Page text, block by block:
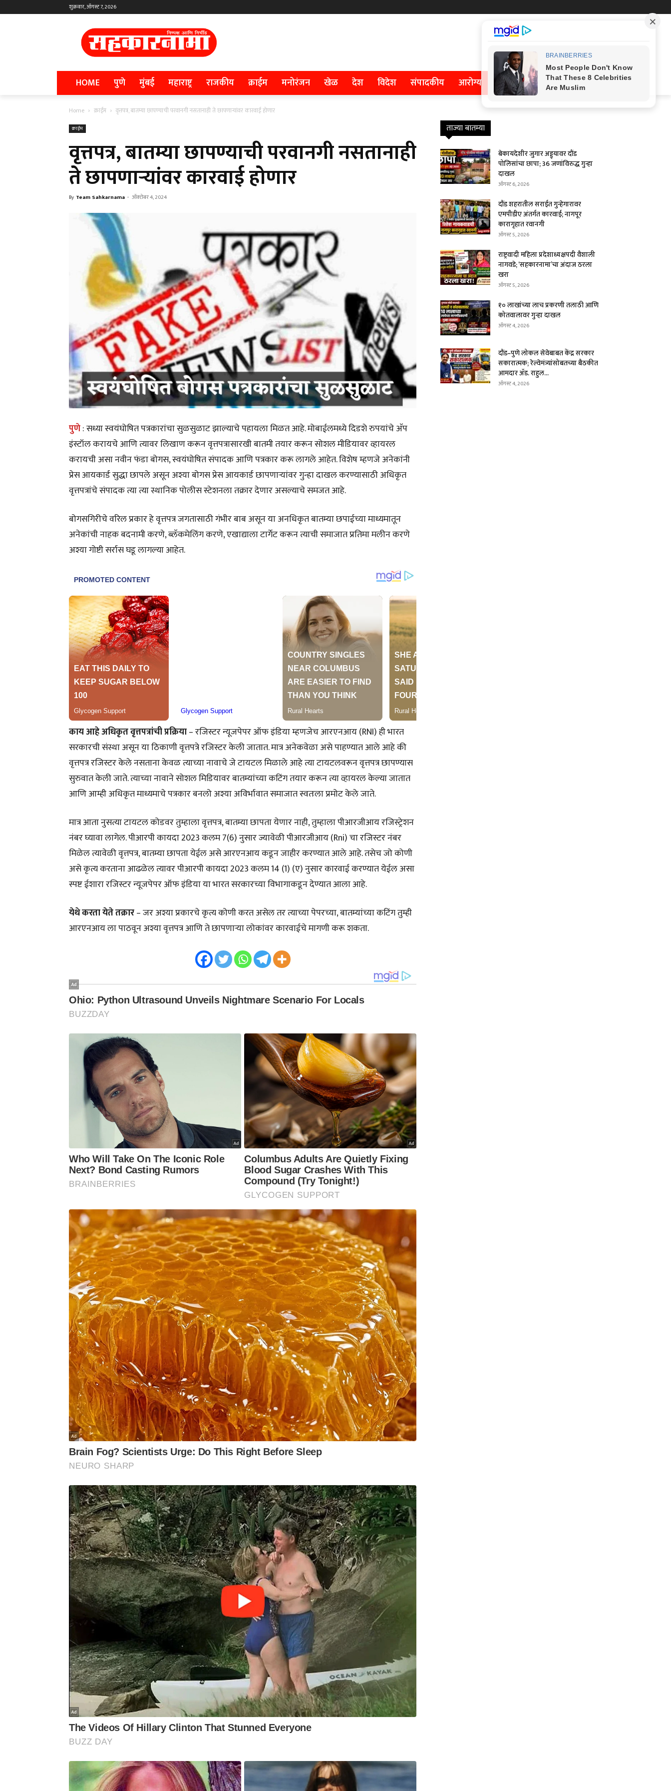
शुक्रवार, ऑगस्ट 7, 2026
HOME पुणे मुंबई महाराष्ट्र राजकीय क्राईम मनोरंजन खेळ देश विदेश संपादकीय आरोग्य
Home क्राईम वृत्तपत्र, बातम्या छापण्याची परवानगी नसतानाही ते छापणाऱ्यांवर कारवाई होणार
क्राईम
वृत्तपत्र, बातम्या छापण्याची परवानगी नसतानाही
ते छापणाऱ्यांवर कारवाई होणार
By Team Sahkarnama - ऑक्टोबर 4, 2024
पुणे: सध्या स्वयंघोषित पत्रकारांचा सुळसुळाट झाल्याचे पहायला मिळत आहे. मोबाईलमध्ये दिडशे रुपयांचे अ‍ॅप
इंस्टॉल करायचे आणि त्यावर लिखाण करून वृत्तपत्रासारखी बातमी तयार करून सोशल मीडियावर व्हायरल
करायची असा नवीन फंडा बोगस, स्वयंघोषित संपादक आणि पत्रकार करू लागले आहेत. विशेष म्हणजे अनेकांनी
प्रेस आयकार्ड सुद्धा छापले असून अश्या बोगस प्रेस आयकार्ड छापणाऱ्यांवर गुन्हा दाखल करण्यासाठी अधिकृत
वृत्तपत्रांचे संपादक त्या त्या स्थानिक पोलीस स्टेशनला तक्रार देणार असल्याचे समजत आहे.
बोगसगिरीचे वरिल प्रकार हे वृत्तपत्र जगतासाठी गंभीर बाब असून या अनधिकृत बातम्या छपाईच्या माध्यमातून
अनेकांची नाहक बदनामी करणे, ब्लॅकमेलिंग करणे, एखाद्याला टार्गेट करून त्याची समाजात प्रतिमा मलीन करणे
अश्या गोष्टी सर्रास घडू लागल्या आहेत.
काय आहे अधिकृत वृत्तपत्रांची प्रक्रिया– रजिस्टर न्यूजपेपर ऑफ इंडिया म्हणजेच आरएनआय (RNI) ही भारत
सरकारची संस्था असून या ठिकाणी वृत्तपत्रे रजिस्टर केली जातात. मात्र अनेकवेळा असे पाहण्यात आले आहे की
वृत्तपत्र रजिस्टर केले नसताना केवळ त्याच्या नावाचे जे टायटल मिळाले आहे त्या टायटलवरून वृत्तपत्र छापण्यास
सुरुवात केली जाते. त्याच्या नावाने सोशल मिडियावर बातम्यांच्या कटिंग तयार करून त्या व्हायरल केल्या जातात
आणि आम्ही अधिकृत माध्यमाचे पत्रकार बनलो अश्या अविर्भावात समाजात स्वतःला प्रमोट केले जाते.
मात्र आता नुसत्या टायटल कोडवर तुम्हाला वृत्तपत्र, बातम्या छापता येणार नाही, तुम्हाला पीआरजीआय रजिस्ट्रेशन
नंबर घ्यावा लागेल. पीआरपी कायदा 2023 कलम 7(6) नुसार ज्यावेळी पीआरजीआय (Rni) चा रजिस्टर नंबर
मिळेल त्यावेळी वृत्तपत्र, बातम्या छापता येईल असे आरएनआय कडून जाहीर करण्यात आले आहे. तसेच जो कोणी
असे कृत्य करताना आढळेल त्यावर पीआरपी कायदा 2023 कलम 14 (1) (ए) नुसार कारवाई करण्यात येईल असा
स्पष्ट ईशारा रजिस्टर न्यूजपेपर ऑफ इंडिया या भारत सरकारच्या विभागाकडून देण्यात आला आहे.
येथे करता येते तक्रार– जर अश्या प्रकारचे कृत्य कोणी करत असेल तर त्याच्या पेपरच्या, बातम्यांच्या कटिंग तुम्ही
आरएनआय ला पाठवून अश्या वृत्तपत्र आणि ते छापणाऱ्या लोकांवर कारवाईचे मागणी करू शकता.
ताज्या बातम्या
बेकायदेशीर जुगार अड्ड्यावर दौंड
पोलिसांचा छापा; 36 जणांविरुद्ध गुन्हा
दाखल
ऑगस्ट 6, 2026
दौंड शहरातील सराईत गुन्हेगारावर
एमपीडीए अंतर्गत कारवाई; नागपूर
कारागृहात रवानगी
ऑगस्ट 5, 2026
राष्ट्रवादी महिला प्रदेशाध्यक्षपदी वैशाली
नागवडे; ‘सहकारनामा’चा अंदाज ठरला
खरा
ऑगस्ट 5, 2026
१० लाखांच्या लाच प्रकरणी तलाठी आणि
कोतवालावर गुन्हा दाखल
ऑगस्ट 4, 2026
दौंड–पुणे लोकल सेवेबाबत केंद्र सरकार
सकारात्मक; रेल्वेमंत्र्यांसोबतच्या बैठकीत
आमदार ॲड. राहुल...
ऑगस्ट 4, 2026